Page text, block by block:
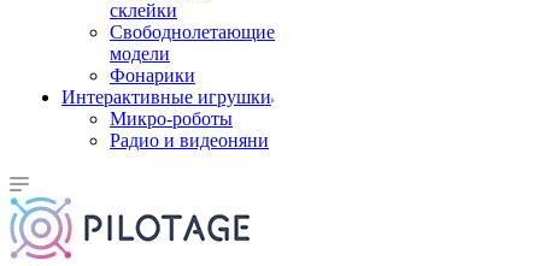
склейки
Свободнолетающие
модели
Фонарики
Интерактивные игрушки
Микро-роботы
Радио и видеоняни